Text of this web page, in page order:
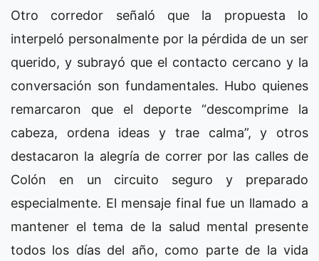
Otro corredor señaló que la propuesta lo
interpeló personalmente por la pérdida de un ser
querido, y subrayó que el contacto cercano y la
conversación son fundamentales. Hubo quienes
remarcaron que el deporte “descomprime la
cabeza, ordena ideas y trae calma”, y otros
destacaron la alegría de correr por las calles de
Colón en un circuito seguro y preparado
especialmente. El mensaje final fue un llamado a
mantener el tema de la salud mental presente
todos los días del año, como parte de la vida